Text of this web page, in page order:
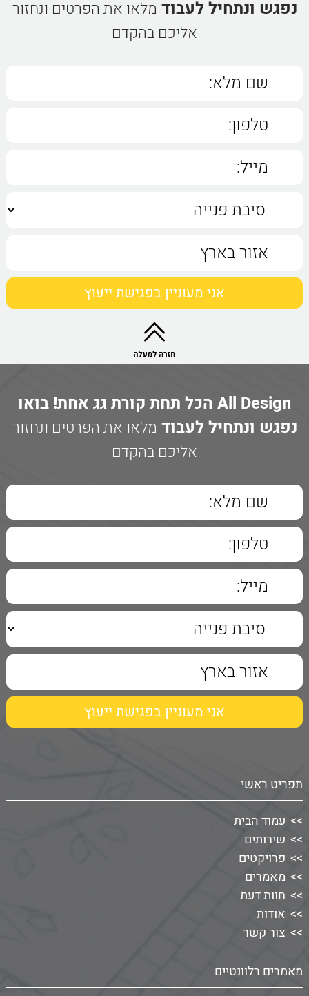
נפגש ונתחיל לעבוד מלאו את הפרטים ונחזור
אליכם בהקדם
All Design הכל תחת קורת גג אחת! בואו
נפגש ונתחיל לעבוד מלאו את הפרטים ונחזור
אליכם בהקדם
תפריט ראשי
עמוד הבית
שירותים
פרויקטים
מאמרים
חוות דעת
אודות
צור קשר
מאמרים רלוונטיים